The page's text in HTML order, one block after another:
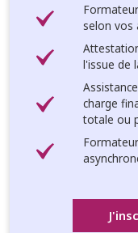
selon vos
l'issue de
charge
totale ou